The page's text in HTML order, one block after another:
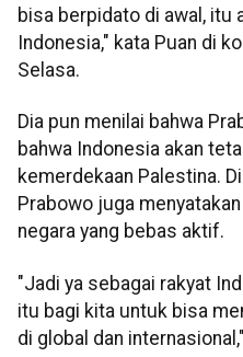
bisa berpidato di awal, itu
Indonesia," kata Puan di
Selasa.
Dia pun menilai bahwa
bahwa Indonesia akan
kemerdekaan Palestina.
Prabowo juga
negara yang bebas aktif.
"Jadi ya sebagai rakyat
itu bagi kita untuk bisa
di global dan